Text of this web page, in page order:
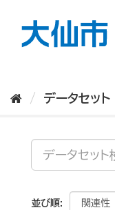
データセット
並び順